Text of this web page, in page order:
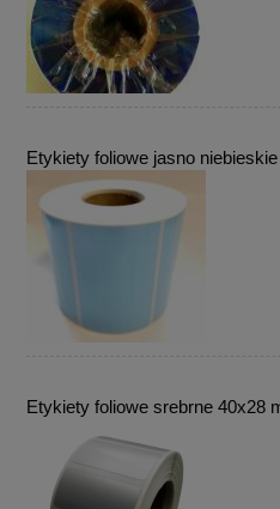
Etykiety foliowe jasno
Etykiety foliowe srebrne 40x28